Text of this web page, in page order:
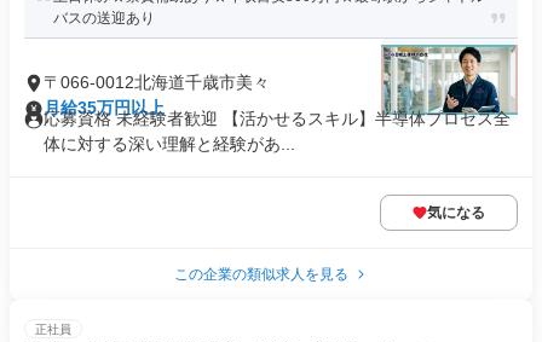
バスの送迎あり
〒066-0012北海道千歳市美々
月給35万円以上
応募資格 未経験者歓迎 【活かせるスキル】半導体プロセス全
体に対する深い理解と経験があ...
気になる
この企業の類似求人を見る
正社員